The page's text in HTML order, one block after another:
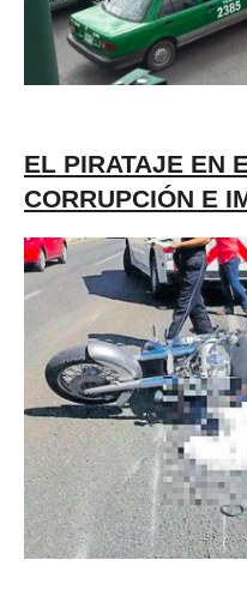
EL PIRATAJE EN
CORRUPCIÓN E